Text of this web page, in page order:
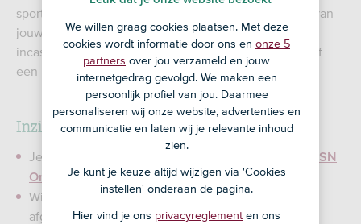
sportschool machtigen om iedere maand contributie van
jouw rekening af te laten schrijven. Een automatische
incasso heet ook wel een (doorlopende) machtiging of
een E-mandate.
Inzicht in bestaande incasso’s
Je ingeplande en uitgevoerde incasso's vind je in
ASN
Online Bankieren.
Wil je weten wanneer er een incasso wordt
afgeschreven? Stel dan een Seintje in
We willen graag cookies plaatsen. Met deze
cookies wordt informatie door ons en onze 5
partners over jou verzameld en jouw
internetgedrag gevolgd. We maken een
persoonlijk profiel van jou. Daarmee
personaliseren wij onze website, advertenties en
communicatie en laten wij je relevante inhoud
zien.
Je kunt je keuze altijd wijzigen via 'Cookies
instellen' onderaan de pagina.
Hier vind je ons privacyreglement en ons